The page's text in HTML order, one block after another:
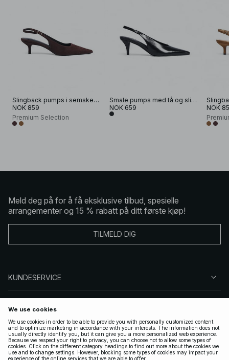
Slingback pumps i semsket skinn
NOK 859
Premium Selection
Smale pumps med tå og slingback
NOK 659
NOK
Meld deg på for å få eksklusive tilbud, spesielle
arrangementer og 15 % rabatt på ditt første kjøp!
TILMELD DIG
KUNDESERVICE
FØLG OSS
LOVLIG